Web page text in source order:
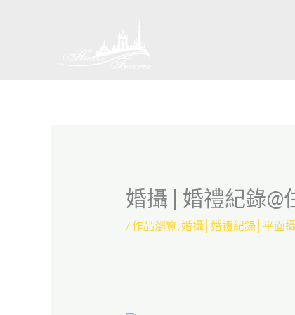
婚攝 | 婚禮紀錄@
/作品瀏覽,婚攝│婚禮紀錄│平面